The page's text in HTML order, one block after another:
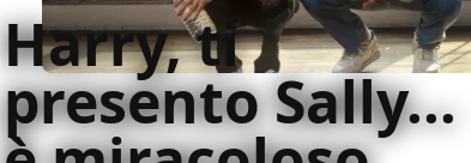
Harry, ti
presento Sally...